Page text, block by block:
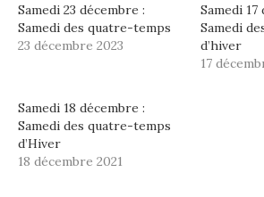
Samedi 23 décembre :
Samedi des quatre-temps
23 décembre 2023
Samedi 17
Samedi
d’hiver
17
Samedi 18 décembre :
Samedi des quatre-temps
d’Hiver
18 décembre 2021